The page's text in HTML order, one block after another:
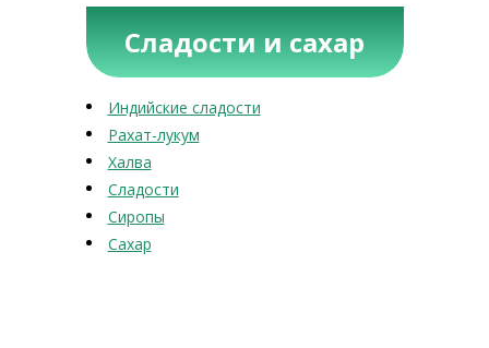
Сладости и сахар
Индийские сладости
Рахат-лукум
Халва
Сладости
Сиропы
Сахар